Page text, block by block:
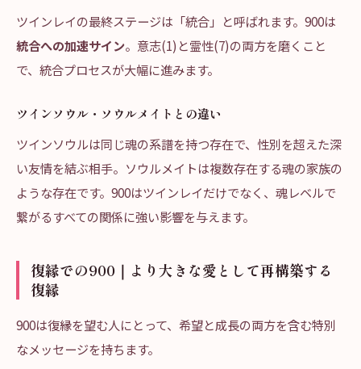
ツインレイの最終ステージは「統合」と呼ばれます。900は
統合への加速サイン。意志(1)と霊性(7)の両方を磨くこと
で、統合プロセスが大幅に進みます。
ツインソウル・ソウルメイトとの違い
ツインソウルは同じ魂の系譜を持つ存在で、性別を超えた深
い友情を結ぶ相手。ソウルメイトは複数存在する魂の家族の
ような存在です。900はツインレイだけでなく、魂レベルで
繋がるすべての関係に強い影響を与えます。
復縁での900｜より大きな愛として再構築する
復縁
900は復縁を望む人にとって、希望と成長の両方を含む特別
なメッセージを持ちます。